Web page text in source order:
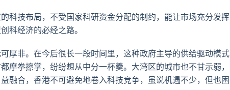
科技布局，不受国家科研资金分配的制约，能让市场充分发挥
科经济的必经之路。
厚非。在今后很长一段时间里，这种政府主导的供给驱动模式
摩拳擦掌，纷纷想从中分一杯羹。大湾区的城市也不甘示弱，
融合，香港不可避免地卷入科技竞争，虽说机遇不少，但也困